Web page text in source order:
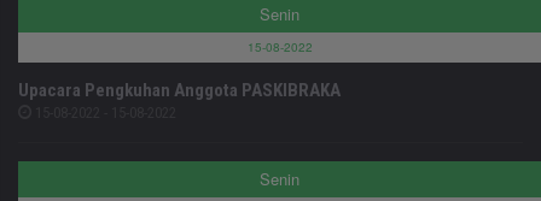
Senin
15-08-2022
Upacara Pengkuhan Anggota PASKIBRAKA
Senin